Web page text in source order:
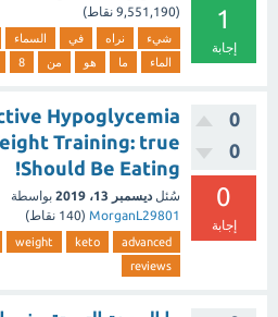
1
إجابة
(
9,551,190 نقاط)
شيء نراه في السماء
الماء
ما هو من 8
0
0
0
إجابة
Hypoglycemia
Training: true
Should Be Eating!
سُئل ديسمبر 13، 2019
بواسطة
MorganL29801
(
140 نقاط)
advanced
keto
weight
reviews